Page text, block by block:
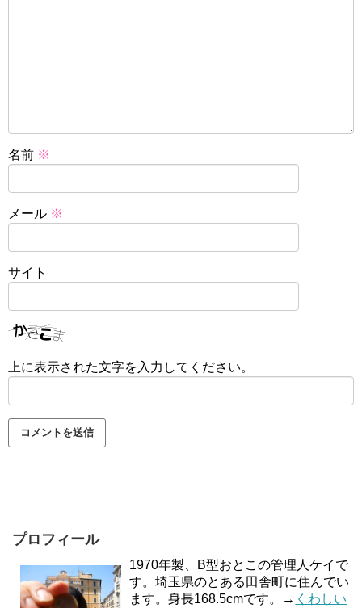
名前 ※
メール ※
サイト
上に表示された文字を入力してください。
プロフィール
1970年製、B型おとこの管理人ケイで
す。埼玉県のとある田舎町に住んでい
ます。身長168.5cmです。→ くわしい